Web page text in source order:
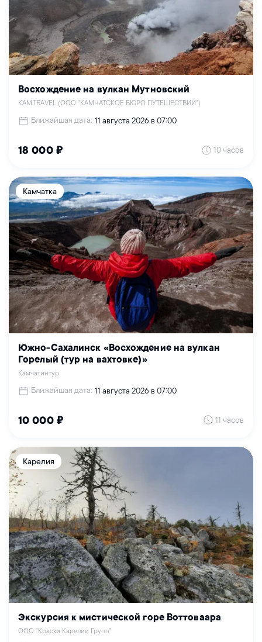
Восхождение на вулкан Мутновский
KAM.TRAVEL (ООО "КАМЧАТСКОЕ БЮРО ПУТЕШЕСТВИЙ")
Ближайшая дата: 11 августа 2026 в 07:00
18 000 ₽ 10 часов
Камчатка
Южно-Сахалинск «Восхождение на вулкан
Горелый (тур на вахтовке)»
Камчатинтур
Ближайшая дата: 11 августа 2026 в 07:00
10 000 ₽ 11 часов
Карелия
Экскурсия к мистической горе Воттоваара
ООО "Краски Карелии Групп"